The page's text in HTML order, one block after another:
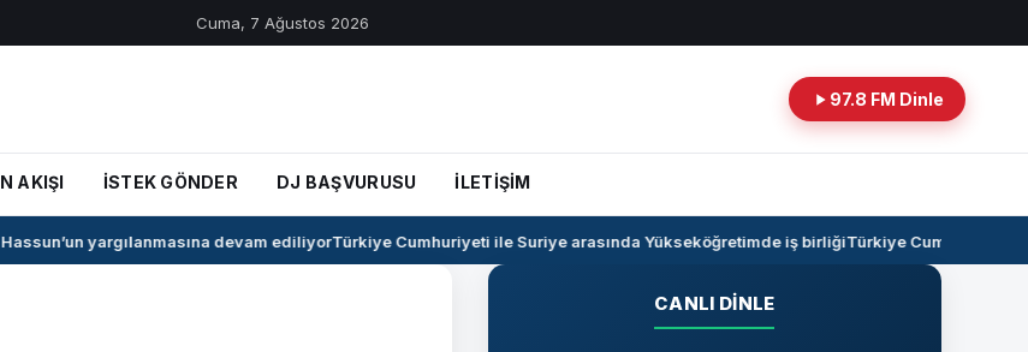
Cuma, 7 Ağustos 2026
97.8 FM Dinle
AKIŞI İSTEK GÖNDER DJ BAŞVURUSU İLETİŞİM
yargılanmasına devam ediliyorTürkiye Cumhuriyeti ile Suriye arasında Yükseköğretimde iş birliğiTürkiye Cumhuriyeti -
CANLI DINLE